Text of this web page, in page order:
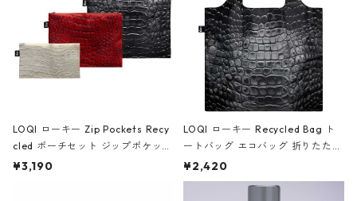
LOQI ローキー Zip Pockets Recy
cled ポーチセット ジップポケット
ファスナーポーチ 撥水加工 トラベ
¥3,190
LOQI ローキー Recycled Bag ト
ートバッグ エコバッグ 折りたたみ
大きめ 撥水加工 収納ポーチ CRO
CODILE/Black クロコダイル/ブラ
¥2,420